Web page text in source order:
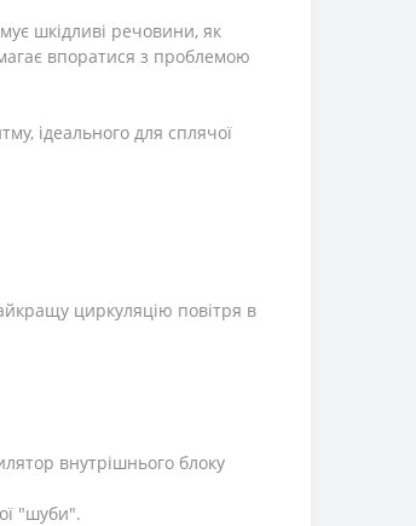
шкідливі речовини, як
впоратися з проблемою
ідеального для сплячої
циркуляцію повітря в
внутрішнього блоку
"шуби".